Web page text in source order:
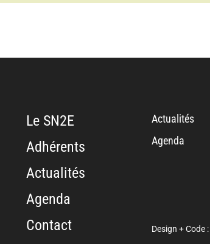
Le SN2E
Adhérents
Actualités
Agenda
Contact
Actualités
Agenda
Design + Code :